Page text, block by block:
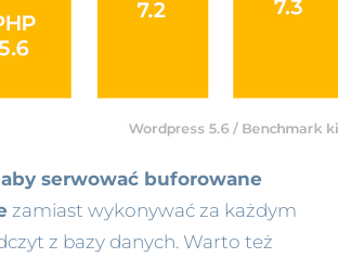
serwować buforowane
zamiast wykonywać za każdym
z bazy danych. Warto też